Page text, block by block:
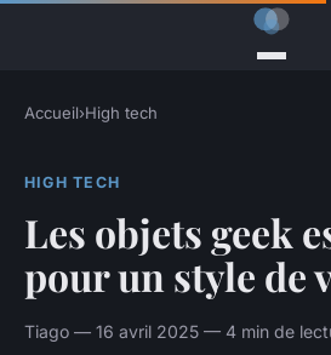
Accueil›High tech
HIGH TECH
Les objets geek
pour un style de
Tiago — 16 avril 2025 — 4 min de